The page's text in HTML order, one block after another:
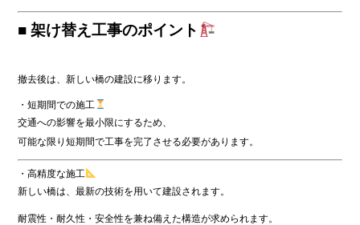
■ 架け替え工事のポイント
撤去後は、新しい橋の建設に移ります。
・短期間での施工
交通への影響を最小限にするため、
可能な限り短期間で工事を完了させる必要があります。
・高精度な施工
新しい橋は、最新の技術を用いて建設されます。
耐震性・耐久性・安全性を兼ね備えた構造が求められます。